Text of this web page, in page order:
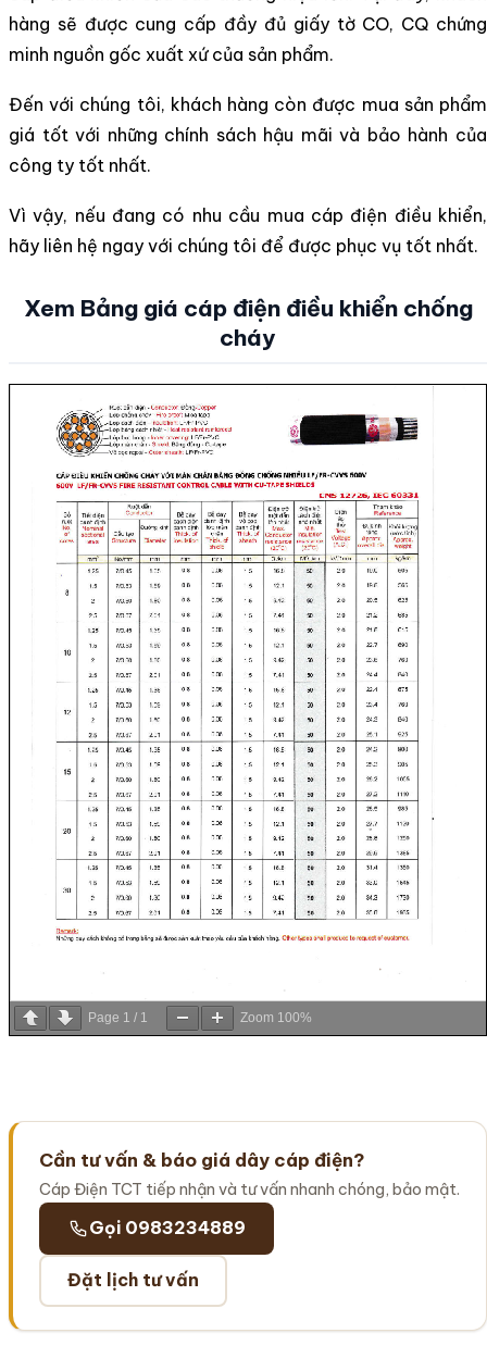
hàng sẽ được cung cấp đầy đủ giấy tờ CO, CQ chứng
minh nguồn gốc xuất xứ của sản phẩm.
Đến với chúng tôi, khách hàng còn được mua sản phẩm
giá tốt với những chính sách hậu mãi và bảo hành của
công ty tốt nhất.
Vì vậy, nếu đang có nhu cầu mua cáp điện điều khiển,
hãy liên hệ ngay với chúng tôi để được phục vụ tốt nhất.
Xem Bảng giá cáp điện điều khiển chống
cháy
Page 1 / 1 Zoom 100%
Cần tư vấn & báo giá dây cáp điện?
Cáp Điện TCT tiếp nhận và tư vấn nhanh chóng, bảo mật.
Gọi 0983234889
Đặt lịch tư vấn